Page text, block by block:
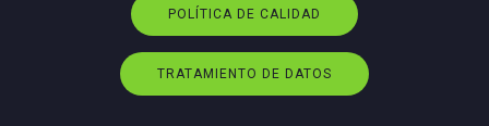
POLÍTICA DE CALIDAD
TRATAMIENTO DE DATOS